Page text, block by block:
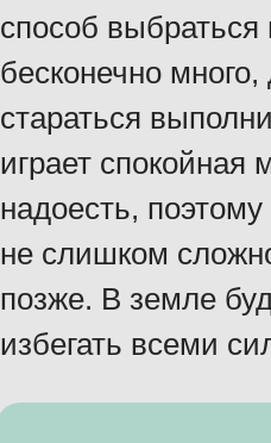
способ выбраться
бесконечно
стараться
играет спокойная
надоесть,
не слишком
позже. В земле
избегать всеми